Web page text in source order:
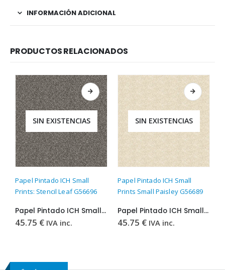
INFORMACIÓN ADICIONAL
PRODUCTOS RELACIONADOS
SIN EXISTENCIAS
Este producto tiene múltiples variantes. Las opciones se pueden elegir en la página de producto
Papel Pintado ICH Small
Prints: Stencil Leaf G56696
Papel Pintado ICH Small Prints: Stencil Leaf G56696
45.75 € IVA inc.
SIN EXISTENCIAS
Este producto tiene múltiples variantes. Las opciones se pueden elegir en la página de producto
Papel Pintado ICH Small
Prints Small Paisley G56689
Papel Pintado ICH Small Prints Small Paisley G56689
45.75 € IVA inc.